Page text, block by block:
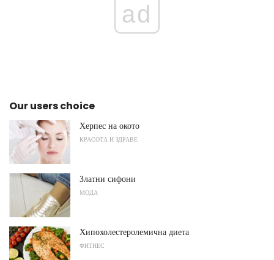
ad
Our users choice
Херпес на окото
КРАСОТА И ЗДРАВЕ
Златни сифони
МОДА
Хипохолестеролемична диета
ФИТНЕС